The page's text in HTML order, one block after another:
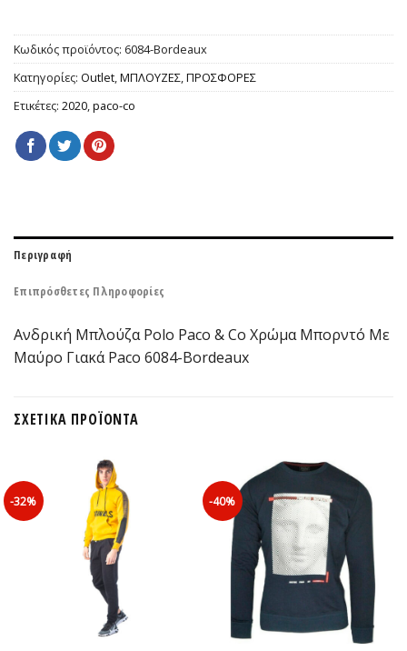
Κωδικός προϊόντος: 6084-Bordeaux
Κατηγορίες: Outlet,ΜΠΛΟΥΖΕΣ,ΠΡΟΣΦΟΡΕΣ
Ετικέτες: 2020,paco-co
Περιγραφή
Επιπρόσθετες Πληροφορίες
Ανδρική Μπλούζα Polo Paco & Co Χρώμα Μπορντό Με
Μαύρο Γιακά Paco 6084-Bordeaux
ΣΧΕΤΙΚΆ ΠΡΟΪΌΝΤΑ
-32% -40%